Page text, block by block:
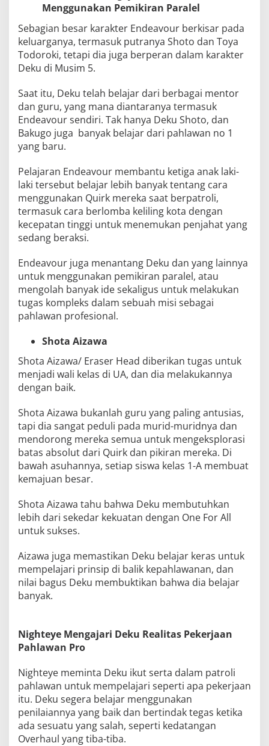
Menggunakan Pemikiran Paralel
Sebagian besar karakter Endeavour berkisar pada
keluarganya, termasuk putranya Shoto dan Toya
Todoroki, tetapi dia juga berperan dalam karakter
Deku di Musim 5.
Saat itu, Deku telah belajar dari berbagai mentor
dan guru, yang mana diantaranya termasuk
Endeavour sendiri. Tak hanya Deku Shoto, dan
Bakugo juga banyak belajar dari pahlawan no 1
yang baru.
Pelajaran Endeavour membantu ketiga anak laki-
laki tersebut belajar lebih banyak tentang cara
menggunakan Quirk mereka saat berpatroli,
termasuk cara berlomba keliling kota dengan
kecepatan tinggi untuk menemukan penjahat yang
sedang beraksi.
Endeavour juga menantang Deku dan yang lainnya
untuk menggunakan pemikiran paralel, atau
mengolah banyak ide sekaligus untuk melakukan
tugas kompleks dalam sebuah misi sebagai
pahlawan profesional.
Shota Aizawa
Shota Aizawa/ Eraser Head diberikan tugas untuk
menjadi wali kelas di UA, dan dia melakukannya
dengan baik.
Shota Aizawa bukanlah guru yang paling antusias,
tapi dia sangat peduli pada murid-muridnya dan
mendorong mereka semua untuk mengeksplorasi
batas absolut dari Quirk dan pikiran mereka. Di
bawah asuhannya, setiap siswa kelas 1-A membuat
kemajuan besar.
Shota Aizawa tahu bahwa Deku membutuhkan
lebih dari sekedar kekuatan dengan One For All
untuk sukses.
Aizawa juga memastikan Deku belajar keras untuk
mempelajari prinsip di balik kepahlawanan, dan
nilai bagus Deku membuktikan bahwa dia belajar
banyak.
Nighteye Mengajari Deku Realitas Pekerjaan
Pahlawan Pro
Nighteye meminta Deku ikut serta dalam patroli
pahlawan untuk mempelajari seperti apa pekerjaan
itu. Deku segera belajar menggunakan
penilaiannya yang baik dan bertindak tegas ketika
ada sesuatu yang salah, seperti kedatangan
Overhaul yang tiba-tiba.